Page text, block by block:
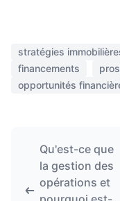
stratégies
financements
opportunités
Qu'est-ce que
la gestion des
opérations et